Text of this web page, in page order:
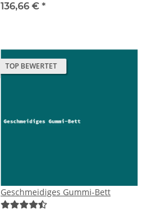
136,66 € *
TOP BEWERTET
Geschmeidiges Gummi-Bett